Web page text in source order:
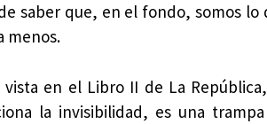
saber que, en el fondo, somos
menos.
en el Libro II de La
la invisibilidad, es una